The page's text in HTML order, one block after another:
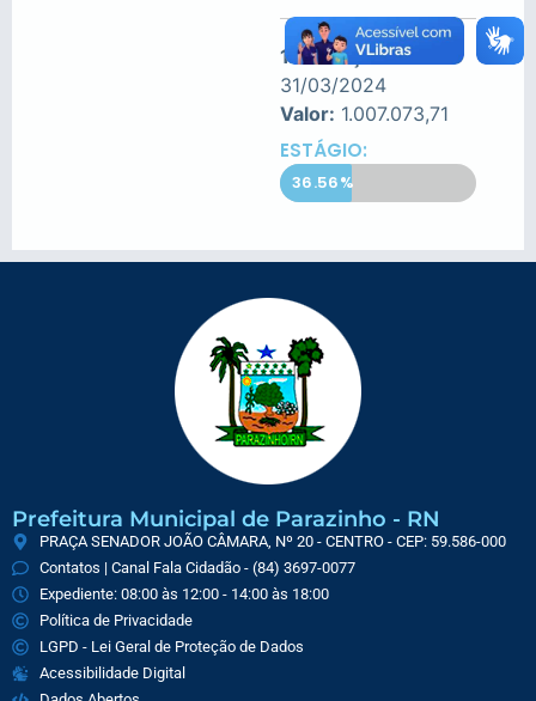
1º medição:
31/03/2024
Valor: 1.007.073,71
ESTÁGIO:
Iniciada
36.56%
Prefeitura Municipal de Parazinho - RN
PRAÇA SENADOR JOÃO CÂMARA, Nº 20 - CENTRO - CEP: 59.586-000
Contatos | Canal Fala Cidadão - (84) 3697-0077
Expediente: 08:00 às 12:00 - 14:00 às 18:00
Política de Privacidade
LGPD - Lei Geral de Proteção de Dados
Acessibilidade Digital